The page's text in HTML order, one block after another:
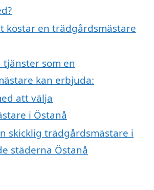
kostar en trädgårdsmästare
tjänster som en
kan erbjuda:
att välja
i Östanå
skicklig trädgårdsmästare i
städerna Östanå